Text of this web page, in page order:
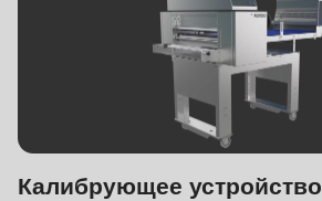
Калибрующее устройство